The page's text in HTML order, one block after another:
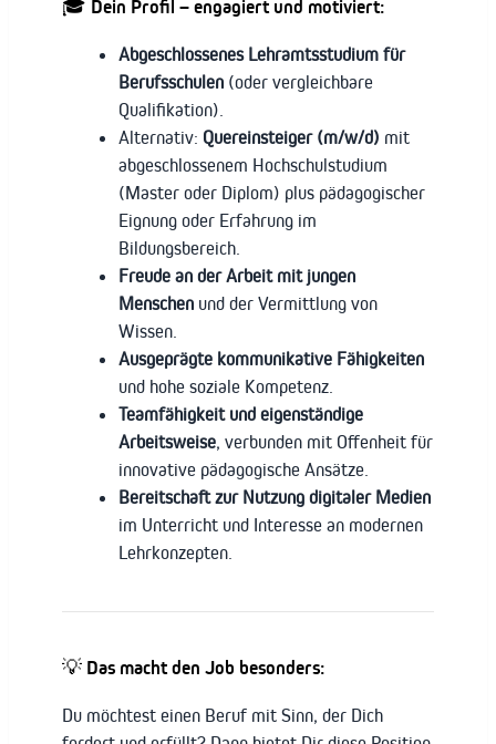
🎓 Dein Profil – engagiert und motiviert:
Abgeschlossenes Lehramtsstudium für
Berufsschulen (oder vergleichbare
Qualifikation).
Alternativ: Quereinsteiger (m/w/d) mit
abgeschlossenem Hochschulstudium
(Master oder Diplom) plus pädagogischer
Eignung oder Erfahrung im
Bildungsbereich.
Freude an der Arbeit mit jungen
Menschen und der Vermittlung von
Wissen.
Ausgeprägte kommunikative Fähigkeiten
und hohe soziale Kompetenz.
Teamfähigkeit und eigenständige
Arbeitsweise, verbunden mit Offenheit für
innovative pädagogische Ansätze.
Bereitschaft zur Nutzung digitaler Medien
im Unterricht und Interesse an modernen
Lehrkonzepten.
💡 Das macht den Job besonders:
Du möchtest einen Beruf mit Sinn, der Dich